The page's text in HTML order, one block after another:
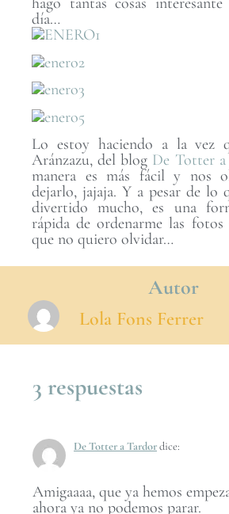
día…
Lo estoy haciendo a la vez
Aránzazu, del blog De Totter
manera es más fácil y nos
dejarlo, jajaja. Y a pesar de lo
divertido mucho, es una
rápida de ordenarme las
que no quiero olvidar…
Autor
Lola Fons Ferrer
3 respuestas
De Totter a Tardordice:
Amigaaaa, que ya hemos
ahora ya no podemos parar.